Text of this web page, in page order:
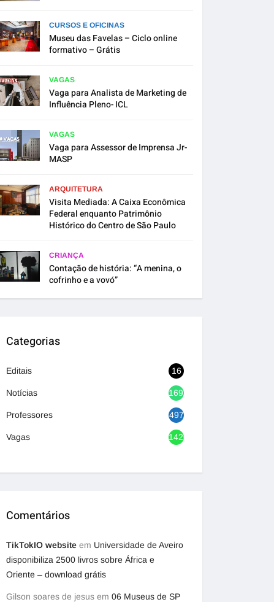
CURSOS E OFICINAS
Museu das Favelas – Ciclo online
formativo – Grátis
VAGAS
Vaga para Analista de Marketing de
Influência Pleno- ICL
VAGAS
Vaga para Assessor de Imprensa Jr-
MASP
ARQUITETURA
Visita Mediada: A Caixa Econômica
Federal enquanto Patrimônio
Histórico do Centro de São Paulo
CRIANÇA
Contação de história: “A menina, o
cofrinho e a vovó”
Categorias
Editais 16
Notícias 1692
Professores 497
Vagas 1420
Comentários
TikTokIO website em Universidade de Aveiro
disponibiliza 2500 livros sobre África e
Oriente – download grátis
Gilson soares de jesus em 06 Museus de SP